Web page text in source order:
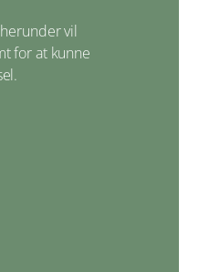
vil
for at kunne